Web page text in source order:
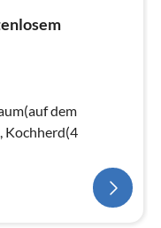
dem
Kochherd(4